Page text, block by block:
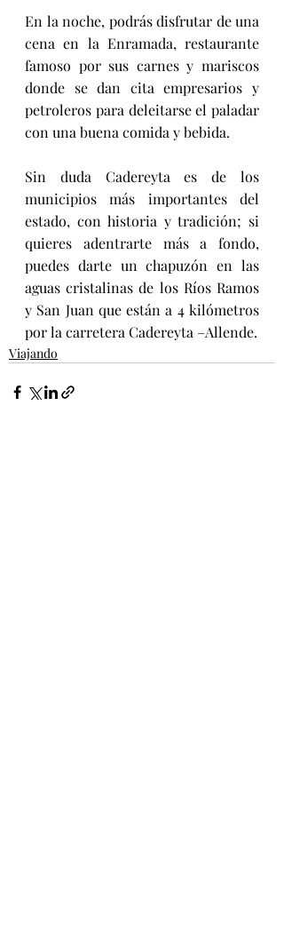
En la noche, podrás disfrutar de una
cena en la Enramada, restaurante
famoso por sus carnes y mariscos
donde se dan cita empresarios y
petroleros para deleitarse el paladar
con una buena comida y bebida.
Sin duda Cadereyta es de los
municipios más importantes del
estado, con historia y tradición; si
quieres adentrarte más a fondo,
puedes darte un chapuzón en las
aguas cristalinas de los Ríos Ramos
y San Juan que están a 4 kilómetros
por la carretera Cadereyta –Allende.
Viajando